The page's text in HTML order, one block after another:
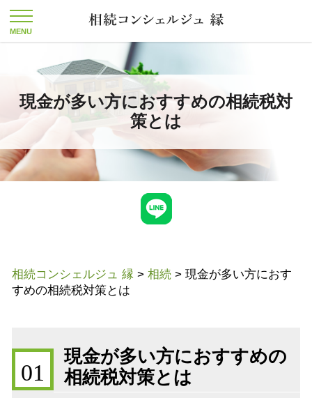
現金が多い方におすすめの相続税対
策とは
相続コンシェルジュ 縁 > 相続 > 現金が多い方におす
すめの相続税対策とは
01
現金が多い方におすすめの
相続税対策とは